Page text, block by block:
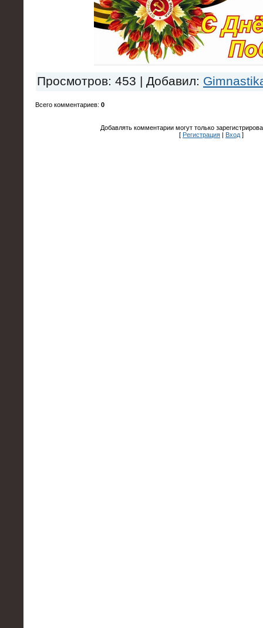
Просмотров: 453 | Добавил:
Всего комментариев: 0
Добавлять комментарии могут только
[ Регистрация | Вход ]